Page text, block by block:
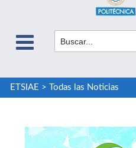
ETSIAE > Todas las Noticias